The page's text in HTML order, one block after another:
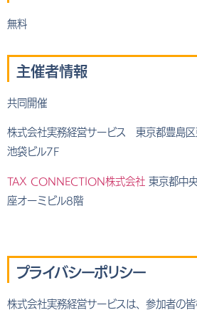
無料
主催者情報
共同開催
株式会社実務経営サービス 東京都豊島
池袋ビル7F
TAX CONNECTION株式会社 東京都中
座オーミビル8階
プライバシーポリシー
株式会社実務経営サービスは、参加者の